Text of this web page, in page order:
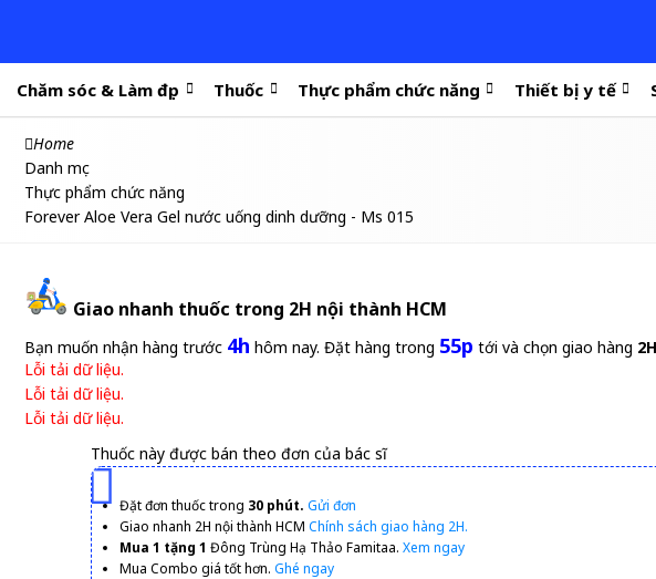
Chăm sóc & Làm đẹp Thuốc Thực phẩm chức năng Thiết bị y tế
Home
Danh mục
Thực phẩm chức năng
Forever Aloe Vera Gel nước uống dinh dưỡng - Ms 015
Giao nhanh thuốc trong 2H nội thành HCM
Bạn muốn nhận hàng trước 4h hôm nay. Đặt hàng trong 55p tới và chọn giao hàng 2H
Lỗi tải dữ liệu.
Lỗi tải dữ liệu.
Lỗi tải dữ liệu.
Thuốc này được bán theo đơn của bác sĩ
Đặt đơn thuốc trong 30 phút. Gửi đơn
Giao nhanh 2H nội thành HCM Chính sách giao hàng 2H.
Mua 1 tặng 1 Đông Trùng Hạ Thảo Famitaa. Xem ngay
Mua Combo giá tốt hơn. Ghé ngay